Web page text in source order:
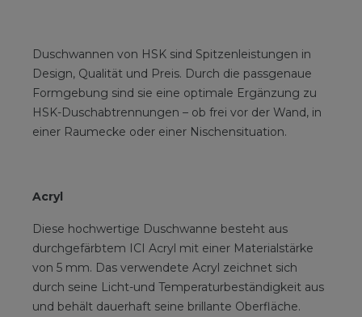
Duschwannen von HSK sind Spitzenleistungen in
Design, Qualität und Preis. Durch die passgenaue
Formgebung sind sie eine optimale Ergänzung zu
HSK-Duschabtrennungen – ob frei vor der Wand, in
einer Raumecke oder einer Nischensituation.
Acryl
Diese hochwertige Duschwanne besteht aus
durchgefärbtem ICI Acryl mit einer Materialstärke
von 5 mm. Das verwendete Acryl zeichnet sich
durch seine Licht-und Temperaturbeständigkeit aus
und behält dauerhaft seine brillante Oberfläche.